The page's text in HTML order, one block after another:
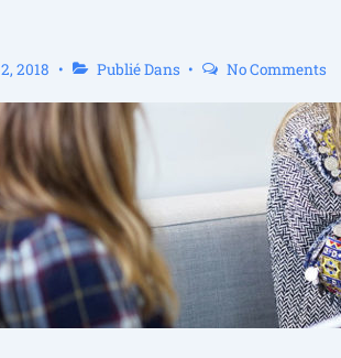
2018 Publié Dans No Comments